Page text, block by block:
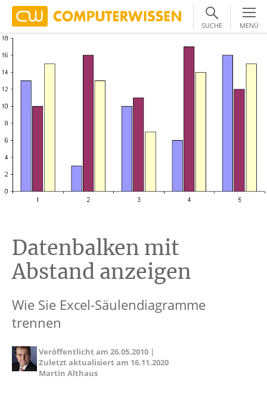
SUCHE MENÜ
Datenbalken mit
Abstand anzeigen
Wie Sie Excel-Säulendiagramme
trennen
Veröffentlicht am26.05.2010 |
Zuletzt aktualisiert am 16.11.2020
Martin Althaus